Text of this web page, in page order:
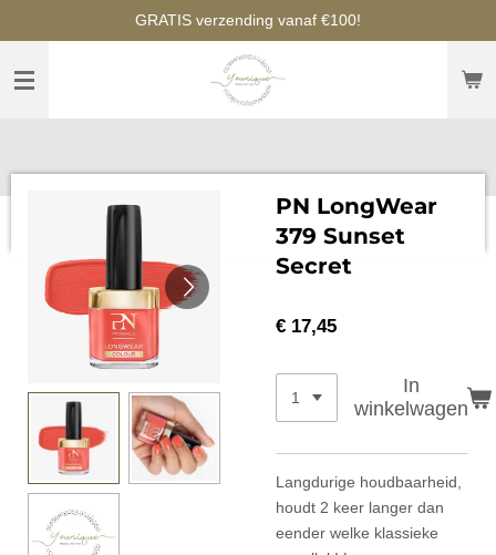
naar
hoofdinhoud
GRATIS verzending vanaf €100!
PN LongWear
379 Sunset
Secret
€ 17,45
In
winkelwagen
Langdurige houdbaarheid,
houdt 2 keer langer dan
eender welke klassieke